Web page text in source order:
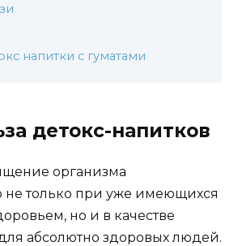
напитки с гуматами
детокс-напитков
организма
не только при уже имеющихся
но и в качестве
абсолютно здоровых людей.